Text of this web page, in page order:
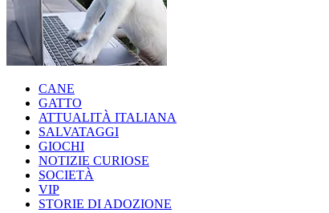
CANE
GATTO
ATTUALITÀ ITALIANA
SALVATAGGI
GIOCHI
NOTIZIE CURIOSE
SOCIETÀ
VIP
STORIE DI ADOZIONE